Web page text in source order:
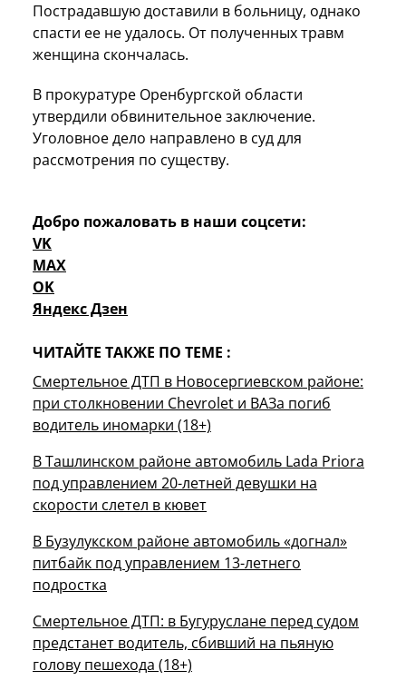
Пострадавшую доставили в больницу, однако
спасти ее не удалось. От полученных травм
женщина скончалась.
В прокуратуре Оренбургской области
утвердили обвинительное заключение.
Уголовное дело направлено в суд для
рассмотрения по существу.
Добро пожаловать в наши соцсети:
VK
MAX
OK
Яндекс Дзен
ЧИТАЙТЕ ТАКЖЕ ПО ТЕМЕ :
Смертельное ДТП в Новосергиевском районе:
при столкновении Chevrolet и ВАЗа погиб
водитель иномарки (18+)
В Ташлинском районе автомобиль Lada Priora
под управлением 20-летней девушки на
скорости слетел в кювет
В Бузулукском районе автомобиль «догнал»
питбайк под управлением 13-летнего
подростка
Смертельное ДТП: в Бугуруслане перед судом
предстанет водитель, сбивший на пьяную
голову пешехода (18+)